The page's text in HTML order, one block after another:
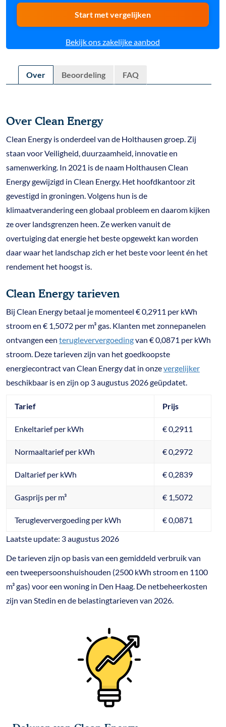
Over Beoordeling FAQ
Over Clean Energy
Clean Energy is onderdeel van de Holthausen groep. Zij
staan voor Veiligheid, duurzaamheid, innovatie en
samenwerking. In 2021 is de naam Holthausen Clean
Energy gewijzigd in Clean Energy. Het hoofdkantoor zit
gevestigd in groningen. Volgens hun is de
klimaatverandering een globaal probleem en daarom kijken
ze over landsgrenzen heen. Ze werken vanuit de
overtuiging dat energie het beste opgewekt kan worden
daar waar het landschap zich er het beste voor leent én het
rendement het hoogst is.
Clean Energy tarieven
Bij Clean Energy betaal je momenteel € 0,2911 per kWh
stroom en € 1,5072 per m³ gas. Klanten met zonnepanelen
ontvangen een terugleververgoedingvan € 0,0871 per kWh
stroom. Deze tarieven zijn van het goedkoopste
energiecontract van Clean Energy dat in onzevergelijker
beschikbaar is en zijn op 3 augustus 2026 geüpdatet.
Tarief Prijs
Enkeltarief per kWh € 0,2911
Normaaltarief per kWh € 0,2972
Daltarief per kWh € 0,2839
Gasprijs per m³ € 1,5072
Terugleververgoeding per kWh
€ 0,0871
Laatste update: 3 augustus 2026
De tarieven zijn op basis van een gemiddeld verbruik van
een tweepersoonshuishouden (2500 kWh stroom en 1100
m³ gas) voor een woning in Den Haag. De netbeheerkosten
zijn van Stedin en de belastingtarieven van 2026.
Start met vergelijken
Bekijk ons zakelijke aanbod